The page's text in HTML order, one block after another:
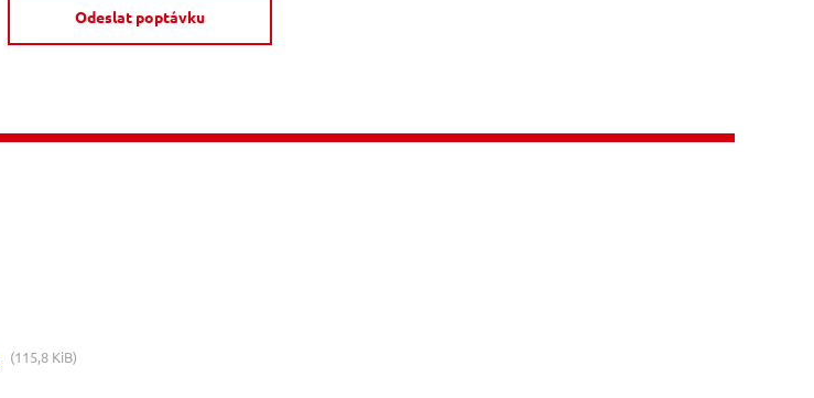
Odeslat poptávku
(115,8 KiB)